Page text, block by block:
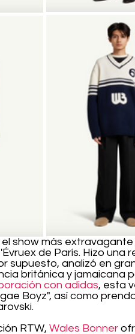
el show más
de París. Hizo
supuesto, analizó en
británica y jamaicana
con adidas, esta
Boyz", así como
RTW, Wales Bonner